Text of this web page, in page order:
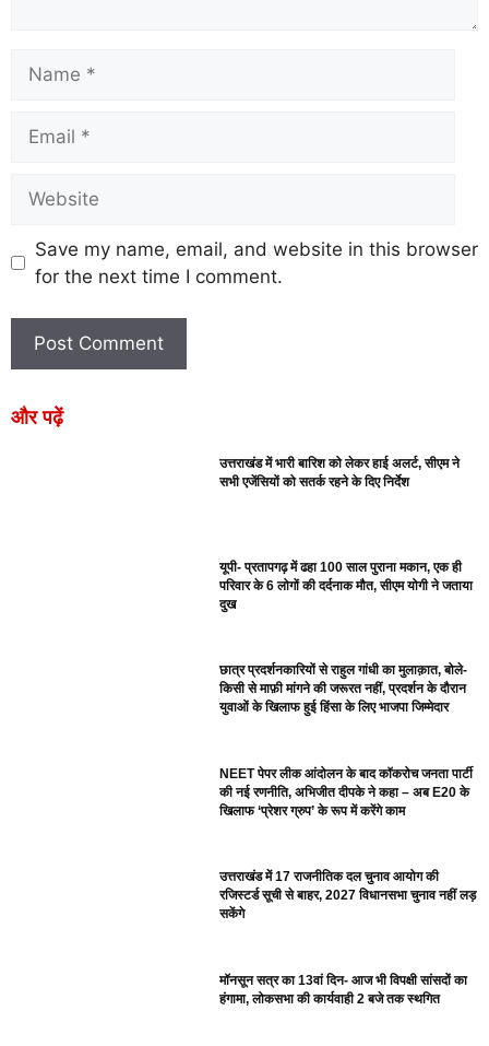
Save my name, email, and website in this browser
for the next time I comment.
और पढ़ें
उत्तराखंड में भारी बारिश को लेकर हाई अलर्ट, सीएम ने
सभी एजेंसियों को सतर्क रहने के दिए निर्देश
यूपी- प्रतापगढ़ में ढहा 100 साल पुराना मकान, एक ही
परिवार के 6 लोगों की दर्दनाक मौत, सीएम योगी ने जताया
दुख
छात्र प्रदर्शनकारियों से राहुल गांधी का मुलाक़ात, बोले-
किसी से माफ़ी मांगने की जरूरत नहीं, प्रदर्शन के दौरान
युवाओं के खिलाफ हुई हिंसा के लिए भाजपा जिम्मेदार
NEET पेपर लीक आंदोलन के बाद कॉकरोच जनता पार्टी
की नई रणनीति, अभिजीत दीपके ने कहा – अब E20 के
खिलाफ ‘प्रेशर ग्रुप’ के रूप में करेंगे काम
उत्तराखंड में 17 राजनीतिक दल चुनाव आयोग की
रजिस्टर्ड सूची से बाहर, 2027 विधानसभा चुनाव नहीं लड़
सकेंगे
मॉनसून सत्र का 13वां दिन- आज भी विपक्षी सांसदों का
हंगामा, लोकसभा की कार्यवाही 2 बजे तक स्थगित